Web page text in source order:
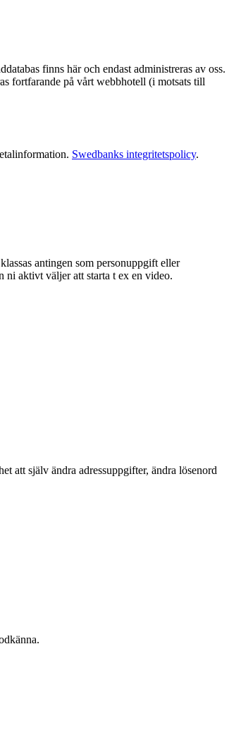
finns här och endast administreras av oss.
fortfarande på vårt webbhotell (i motsats till
Swedbanks integritetspolicy.
antingen som personuppgift eller
ni aktivt väljer att starta t ex en video.
att själv ändra adressuppgifter, ändra lösenord